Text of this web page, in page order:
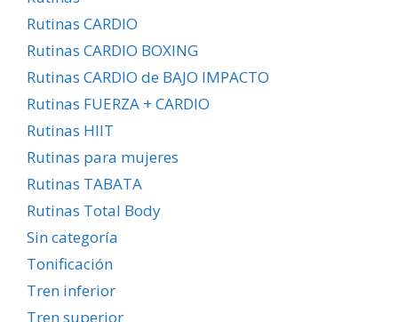
Rutinas CARDIO
Rutinas CARDIO BOXING
Rutinas CARDIO de BAJO IMPACTO
Rutinas FUERZA + CARDIO
Rutinas HIIT
Rutinas para mujeres
Rutinas TABATA
Rutinas Total Body
Sin categoría
Tonificación
Tren inferior
Tren superior